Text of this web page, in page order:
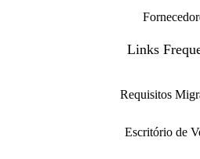
Links
Requisitos
Escritório de